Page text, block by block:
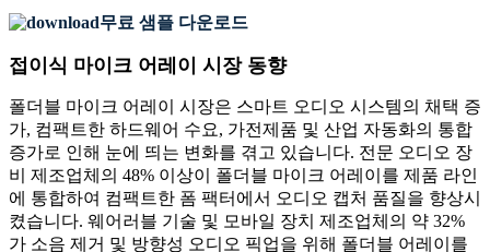
무료 샘플 다운로드
접이식 마이크 어레이 시장 동향
폴더블 마이크 어레이 시장은 스마트 오디오 시스템의 채택 증
가, 컴팩트한 하드웨어 수요, 가전제품 및 산업 자동화의 통합
증가로 인해 눈에 띄는 변화를 겪고 있습니다. 전문 오디오 장
비 제조업체의 48% 이상이 폴더블 마이크 어레이를 제품 라인
에 통합하여 컴팩트한 폼 팩터에서 오디오 캡처 품질을 향상시
켰습니다. 웨어러블 기술 및 모바일 장치 제조업체의 약 32%
가 소음 제거 및 방향성 오디오 픽업을 위해 폴더블 어레이를